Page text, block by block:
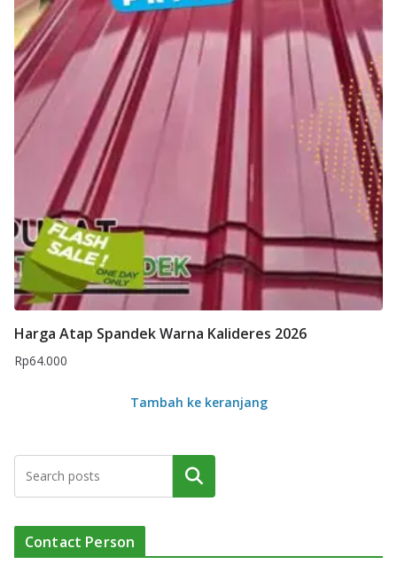
Harga Atap Spandek Warna Kalideres 2026
Rp64.000
Tambah ke keranjang
Cari
Contact Person